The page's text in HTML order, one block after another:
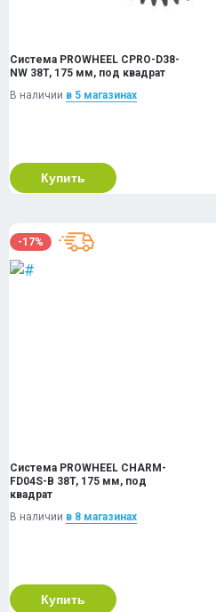
Система PROWHEEL CPRO-D38-
NW 38T, 175 мм, под квадрат
В наличии в 5 магазинах
Купить
-17%
Система PROWHEEL CHARM-
FD04S-B 38T, 175 мм, под
квадрат
В наличии в 8 магазинах
Купить